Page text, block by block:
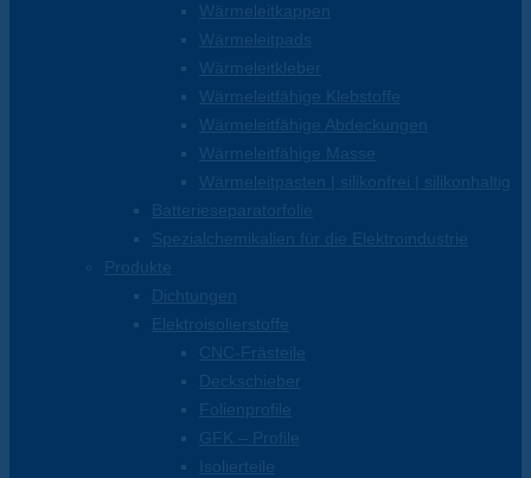
Wärmeleitkappen
Wärmeleitpads
Wärmeleitkleber
Wärmeleitfähige Klebstoffe
Wärmeleitfähige Abdeckungen
Wärmeleitfähige Masse
Wärmeleitpasten | silikonfrei | silikonhaltig
Batterieseparatorfolie
Spezialchemikalien für die Elektroindustrie
Produkte
Dichtungen
Elektroisolierstoffe
CNC-Frästeile
Deckschieber
Folienprofile
GFK – Profile
Isolierteile